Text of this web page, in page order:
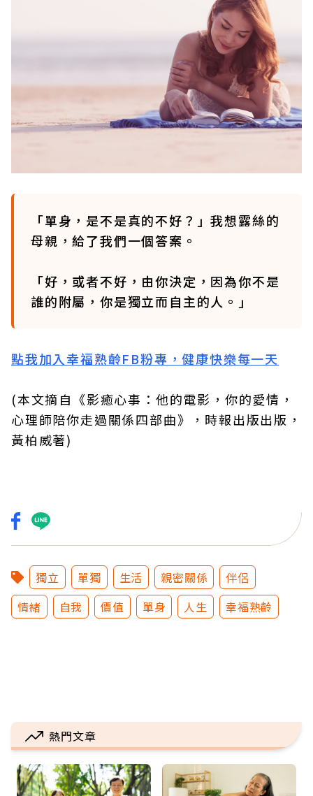
「單身，是不是真的不好？」我想露絲的
母親，給了我們一個答案。
「好，或者不好，由你決定，因為你不是
誰的附屬，你是獨立而自主的人。」
點我加入幸福熟齡FB粉專，健康快樂每一天
(本文摘自《影癒心事：他的電影，你的愛情，
心理師陪你走過關係四部曲》，時報出版出版，
黃柏威著)
獨立 單獨 生活 親密關係
伴侶
情緒
自我 價值 單身 人生 幸福熟齡
熱門文章